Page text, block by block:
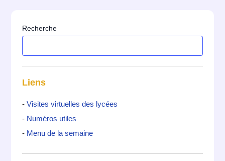
Recherche
Liens
- Visites virtuelles des lycées
- Numéros utiles
- Menu de la semaine